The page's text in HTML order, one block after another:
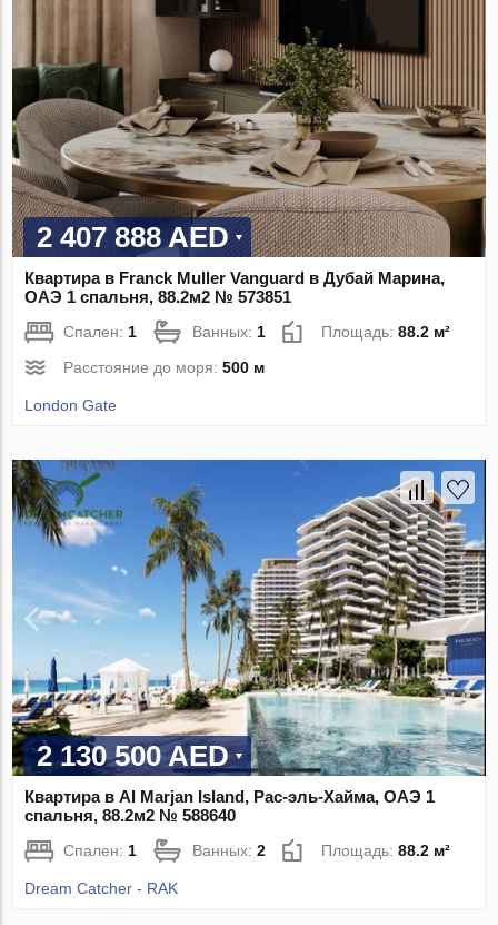
2 407 888 AED
Квартира в Franck Muller Vanguard в Дубай Марина,
ОАЭ 1 спальня, 88.2м2 № 573851
Спален:1 Ванных:1 Площадь:88.2 м²
Расстояние до моря:500 м
London Gate
2 130 500 AED
Квартира в Al Marjan Island, Рас-эль-Хайма, ОАЭ 1
спальня, 88.2м2 № 588640
Спален: 1 Ванных:2 Площадь:88.2 м²
Dream Catcher - RAK